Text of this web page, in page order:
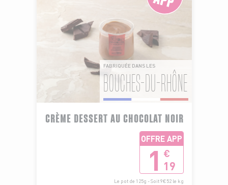
FABRIQUÉE DANS LES
BOUCHES-DU-RHÔNE
CRÈME DESSERT AU CHOCOLAT NOIR
OFFRE APP
1 €
19
Le pot de 125g - Soit 9€52 le kg